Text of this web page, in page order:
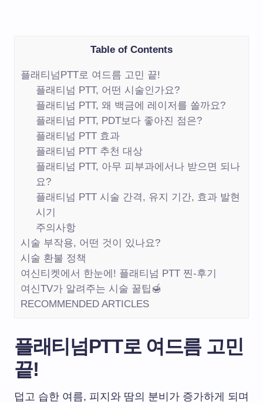
Table of Contents
플래티넘PTT로 여드름 고민 끝!
플래티넘 PTT, 어떤 시술인가요?
플래티넘 PTT, 왜 백금에 레이저를 쏠까요?
플래티넘 PTT, PDT보다 좋아진 점은?
플래티넘 PTT 효과
플래티넘 PTT 추천 대상
플래티넘 PTT, 아무 피부과에서나 받으면 되나
요?
플래티넘 PTT 시술 간격, 유지 기간, 효과 발현
시기
주의사항
시술 부작용, 어떤 것이 있나요?
시술 환불 정책
여신티켓에서 한눈에! 플래티넘 PTT 찐-후기
여신TV가 알려주는 시술 꿀팁🍯
RECOMMENDED ARTICLES
플래티넘PTT로 여드름 고민
끝!
덥고 습한 여름, 피지와 땀의 분비가 증가하게 되며